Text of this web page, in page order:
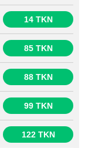
14 TKN
85 TKN
88 TKN
99 TKN
122 TKN